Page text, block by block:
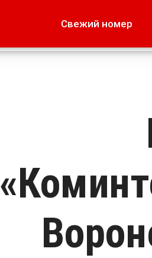
Свежий номер
Лето наших